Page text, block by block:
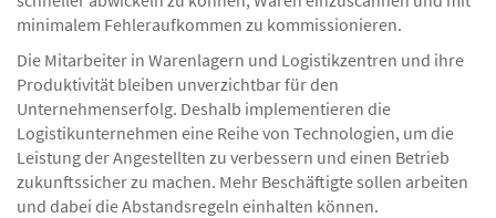
minimalem Fehleraufkommen zu kommissionieren.
Die Mitarbeiter in Warenlagern und Logistikzentren und ihre
Produktivität bleiben unverzichtbar für den
Unternehmenserfolg. Deshalb implementieren die
Logistikunternehmen eine Reihe von Technologien, um die
Leistung der Angestellten zu verbessern und einen Betrieb
zukunftssicher zu machen. Mehr Beschäftigte sollen arbeiten
und dabei die Abstandsregeln einhalten können.